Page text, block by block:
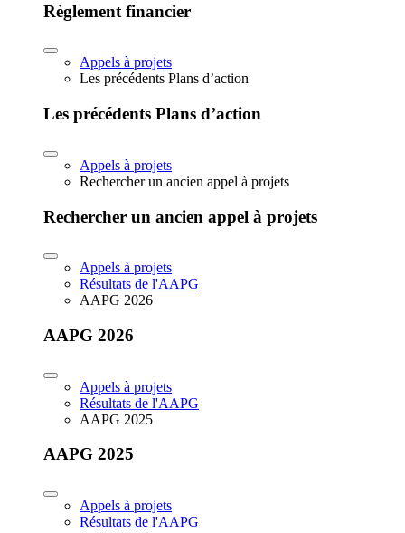
Règlement financier
Appels à projets
Les précédents Plans d’action
Les précédents Plans d’action
Appels à projets
Rechercher un ancien appel à projets
Rechercher un ancien appel à projets
Appels à projets
Résultats de l'AAPG
AAPG 2026
AAPG 2026
Appels à projets
Résultats de l'AAPG
AAPG 2025
AAPG 2025
Appels à projets
Résultats de l'AAPG